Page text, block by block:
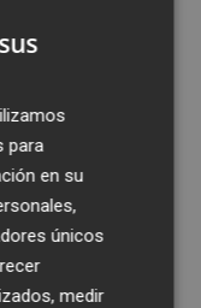
etapa
2023. En
ha
UD en 22
en el tramo
para
en su
únicos
medir